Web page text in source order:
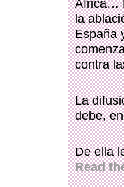
África…
la
España
contra
La
debe,
De ella
Read